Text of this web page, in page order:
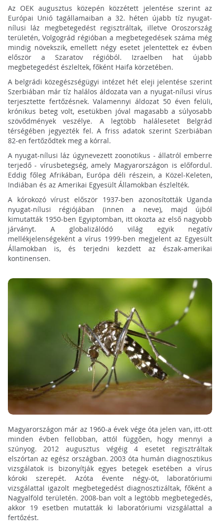
Az OEK augusztus közepén közzétett jelentése szerint az
Európai Unió tagállamaiban a 32. héten újabb tíz nyugat-
nílusi láz megbetegedést regisztráltak, illetve Oroszország
területén, Volgográd régióban a megbetegedések száma még
mindig növekszik, emellett négy esetet jelentettek ez évben
először a Szaratov régióból. Izraelben hat újabb
megbetegedést észleltek, főként Haifa körzetében.
A belgrádi közegészségügyi intézet hét eleji jelentése szerint
Szerbiában már tíz halálos áldozata van a nyugat-nílusi vírus
terjesztette fertőzésnek. Valamennyi áldozat 50 éven felüli,
krónikus beteg volt, esetükben jóval magasabb a súlyosabb
szövődmények veszélye. A legtöbb halálesetet Belgrád
térségében jegyezték fel. A friss adatok szerint Szerbiában
82-en fertőződtek meg a kórral.
A nyugat-nílusi láz úgynevezett zoonotikus - állatról emberre
terjedő - vírusbetegség, amely Magyarországon is előfordul.
Eddig főleg Afrikában, Európa déli részein, a Közel-Keleten,
Indiában és az Amerikai Egyesült Államokban észlelték.
A kórokozó vírust először 1937-ben azonosították Uganda
nyugat-nílusi régiójában (innen a neve), majd újból
kimutatták 1950-ben Egyiptomban, itt okozta az első nagyobb
járványt. A globalizálódó világ egyik negatív
mellékjelenségeként a vírus 1999-ben megjelent az Egyesült
Államokban is, és terjedni kezdett az észak-amerikai
kontinensen.
Magyarországon már az 1960-a évek vége óta jelen van, itt-ott
minden évben fellobban, attól függően, hogy mennyi a
szúnyog. 2012 augusztus végéig 4 esetet regisztráltak
elszórtan az egész országban. 2003 óta humán diagnosztikus
vizsgálatok is bizonyítják egyes betegek esetében a vírus
kóroki szerepét. Azóta évente négy-öt, laboratóriumi
vizsgálattal igazolt megbetegedést diagnosztizáltak, főként a
Nagyalföld területén. 2008-ban volt a legtöbb megbetegedés,
akkor 19 esetben mutatták ki laboratóriumi vizsgálattal a
fertőzést.